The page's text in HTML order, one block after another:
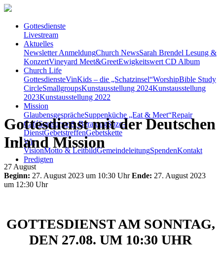
Gottesdienste
Livestream
Aktuelles
Newsletter AnmeldungChurch NewsSarah Brendel Lesung &
KonzertVineyard Meet&GreetEwigkeitswert CD Album
Church Life
GottesdiensteVinKids – die „Schatzinsel“WorshipBible Study
CircleSmallgroupsKunstausstellung 2024Kunstausstellung
2023Kunstausstellung 2022
Mission
GlaubensgesprächeSuppenküche „Eat & Meet“Repair
CaféSeelsorge & BeratungSozo-
DienstGebetstreffenGebetskette
Wir
VisionMotto & LeitbildGemeindeleitungSpendenKontakt
Predigten
Gottesdienst mit der Deutschen
Inland Mission
27 August
Beginn: 27. August 2023 um 10:30 UhrEnde: 27. August 2023
um 12:30 Uhr
GOTTESDIENST AM SONNTAG,
DEN 27.08. UM 10:30 UHR